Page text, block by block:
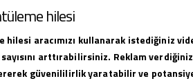
hilesi
hilesi aracımızı kullanarak istediğiniz
arttırabilirsiniz. Reklam verdiğiniz
güvenililirlik yaratabilir ve